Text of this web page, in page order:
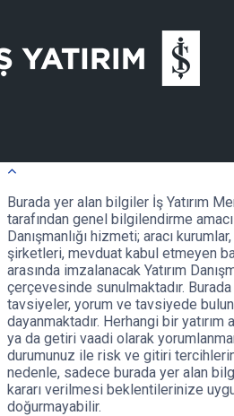
Burada yer alan bilgiler İş Yatırım
tarafından genel bilgilendirme amacı
Danışmanlığı hizmeti; aracı
şirketleri, mevduat kabul etmeyen
arasında imzalanacak Yatırım
çerçevesinde sunulmaktadır.
tavsiyeler, yorum ve tavsiyede
dayanmaktadır. Herhangi bir yatırım
ya da getiri vaadi olarak
durumunuz ile risk ve gitiri
nedenle, sadece burada yer alan
kararı verilmesi beklentilerinize
doğurmayabilir.